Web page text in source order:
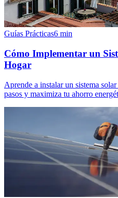
Guías Prácticas6 min
Cómo Implementar un
Hogar
Aprende a instalar un sistema
pasos y maximiza tu ahorro